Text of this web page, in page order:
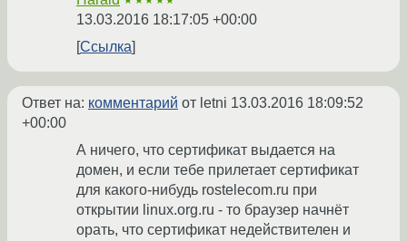
13.03.2016 18:17:05 +00:00
Ссылка
Ответ на: комментарий от letni 13.03.2016 18:09:52
+00:00
А ничего, что сертификат выдается на
домен, и если тебе прилетает сертификат
для какого-нибудь rostelecom.ru при
открытии linux.org.ru - то браузер начнёт
орать, что сертификат недействителен и